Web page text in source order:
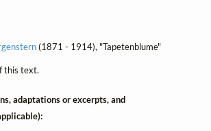
(1871 - 1914), "Tapetenblume"
this text.
adaptations or excerpts, and